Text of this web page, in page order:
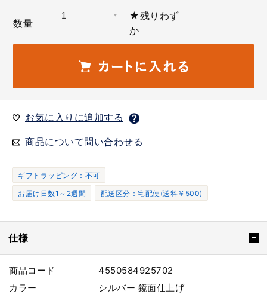
数量
★残りわず
か
お気に入りに追加する
商品について問い合わせる
ギフトラッピング：不可
お届け日数1～2週間
配送区分：宅配便(送料￥500)
仕様
商品コード
4550584925702
カラー
シルバー 鏡面仕上げ